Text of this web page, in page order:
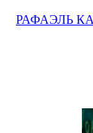
РАФАЭЛЬ